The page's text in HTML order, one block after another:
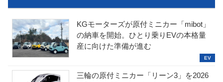
KGモーターズが原付ミニカー「mibot」
の納車を開始。ひとり乗りEVの本格量
産に向けた準備が進む
三輪の原付ミニカー「リーン3」を2026